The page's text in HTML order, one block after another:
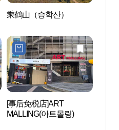
乘鹤山（승학산）
[事后免税店]ART
MALLING(아트몰링)